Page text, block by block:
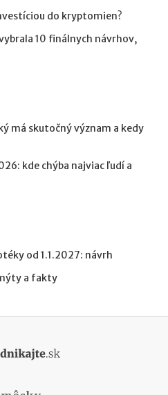
do kryptomien?
10 finálnych návrhov,
má skutočný význam a kedy
kde chýba najviac ľudí a
od 1.1.2027: návrh
a fakty